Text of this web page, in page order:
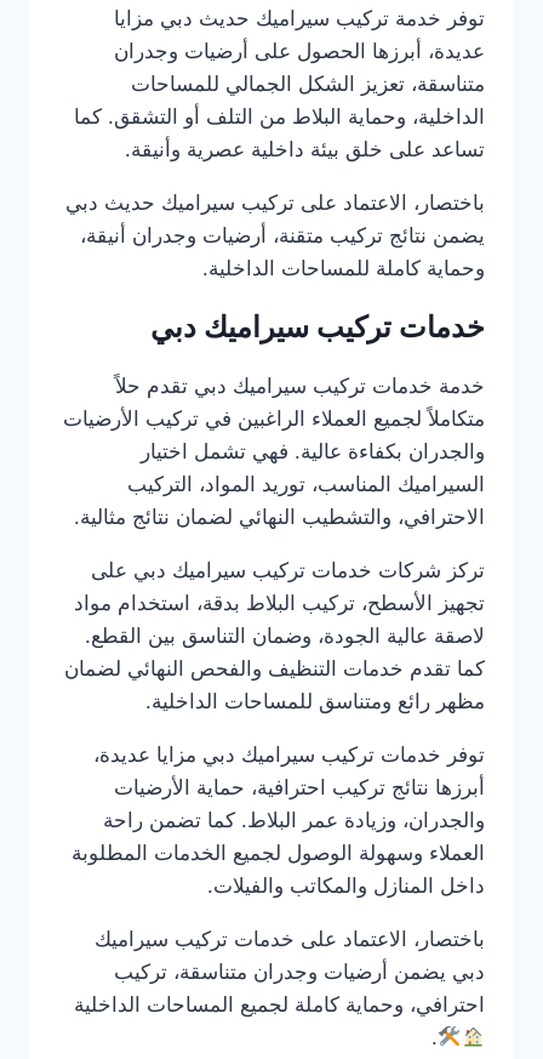
توفر خدمة تركيب سيراميك حديث دبي مزايا
عديدة، أبرزها الحصول على أرضيات وجدران
متناسقة، تعزيز الشكل الجمالي للمساحات
الداخلية، وحماية البلاط من التلف أو التشقق. كما
تساعد على خلق بيئة داخلية عصرية وأنيقة.
باختصار، الاعتماد على تركيب سيراميك حديث دبي
يضمن نتائج تركيب متقنة، أرضيات وجدران أنيقة،
وحماية كاملة للمساحات الداخلية.
خدمات تركيب سيراميك دبي
خدمة خدمات تركيب سيراميك دبي تقدم حلاً
متكاملاً لجميع العملاء الراغبين في تركيب الأرضيات
والجدران بكفاءة عالية. فهي تشمل اختيار
السيراميك المناسب، توريد المواد، التركيب
الاحترافي، والتشطيب النهائي لضمان نتائج مثالية.
تركز شركات خدمات تركيب سيراميك دبي على
تجهيز الأسطح، تركيب البلاط بدقة، استخدام مواد
لاصقة عالية الجودة، وضمان التناسق بين القطع.
كما تقدم خدمات التنظيف والفحص النهائي لضمان
مظهر رائع ومتناسق للمساحات الداخلية.
توفر خدمات تركيب سيراميك دبي مزايا عديدة،
أبرزها نتائج تركيب احترافية، حماية الأرضيات
والجدران، وزيادة عمر البلاط. كما تضمن راحة
العملاء وسهولة الوصول لجميع الخدمات المطلوبة
داخل المنازل والمكاتب والفيلات.
باختصار، الاعتماد على خدمات تركيب سيراميك
دبي يضمن أرضيات وجدران متناسقة، تركيب
احترافي، وحماية كاملة لجميع المساحات الداخلية
.